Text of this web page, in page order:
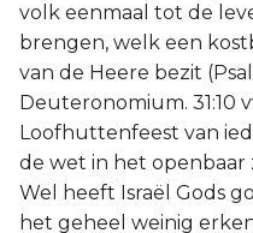
volk eenmaal tot de
brengen, welk een
van de Heere bezit
Deuteronomium. 31:10
Loofhuttenfeest van
de wet in het openbaar
Wel heeft Israël Gods
het geheel weinig